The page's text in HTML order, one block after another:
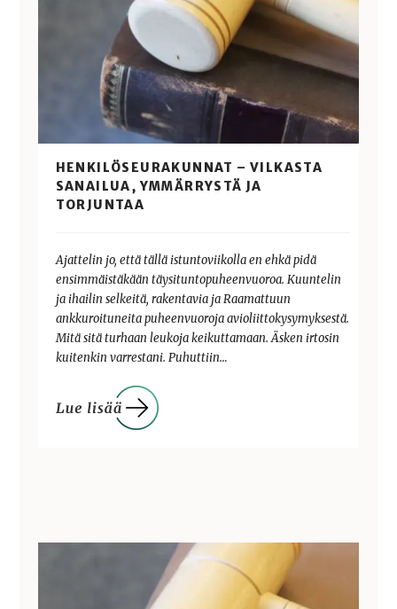
HENKILÖSEURAKUNNAT – VILKASTA
SANAILUA, YMMÄRRYSTÄ JA
TORJUNTAA
Ajattelin jo, että tällä istuntoviikolla en ehkä pidä
ensimmäistäkään täysituntopuheenvuoroa. Kuuntelin
ja ihailin selkeitä, rakentavia ja Raamattuun
ankkuroituneita puheenvuoroja avioliittokysymyksestä.
Mitä sitä turhaan leukoja keikuttamaan. Äsken irtosin
kuitenkin varrestani. Puhuttiin…